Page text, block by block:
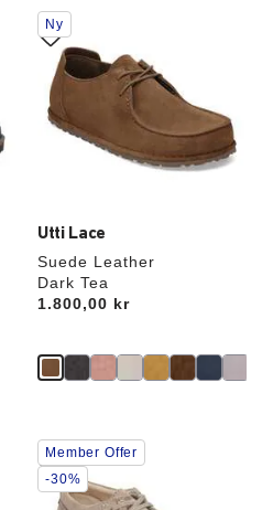
Utti Lace
Suede Leather
Dark Tea
Price:
1.800,00 kr
Interaktion
med
provfärger
kommer
uppdatera
produktbilden
Ny
Interaktion
med
provfärger
kommer
Member Offer
-30%